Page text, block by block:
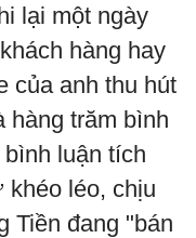
lại một ngày
hàng hay
của anh thu hút
hàng trăm bình
luận tích
léo, chịu
Tiền đang "bán